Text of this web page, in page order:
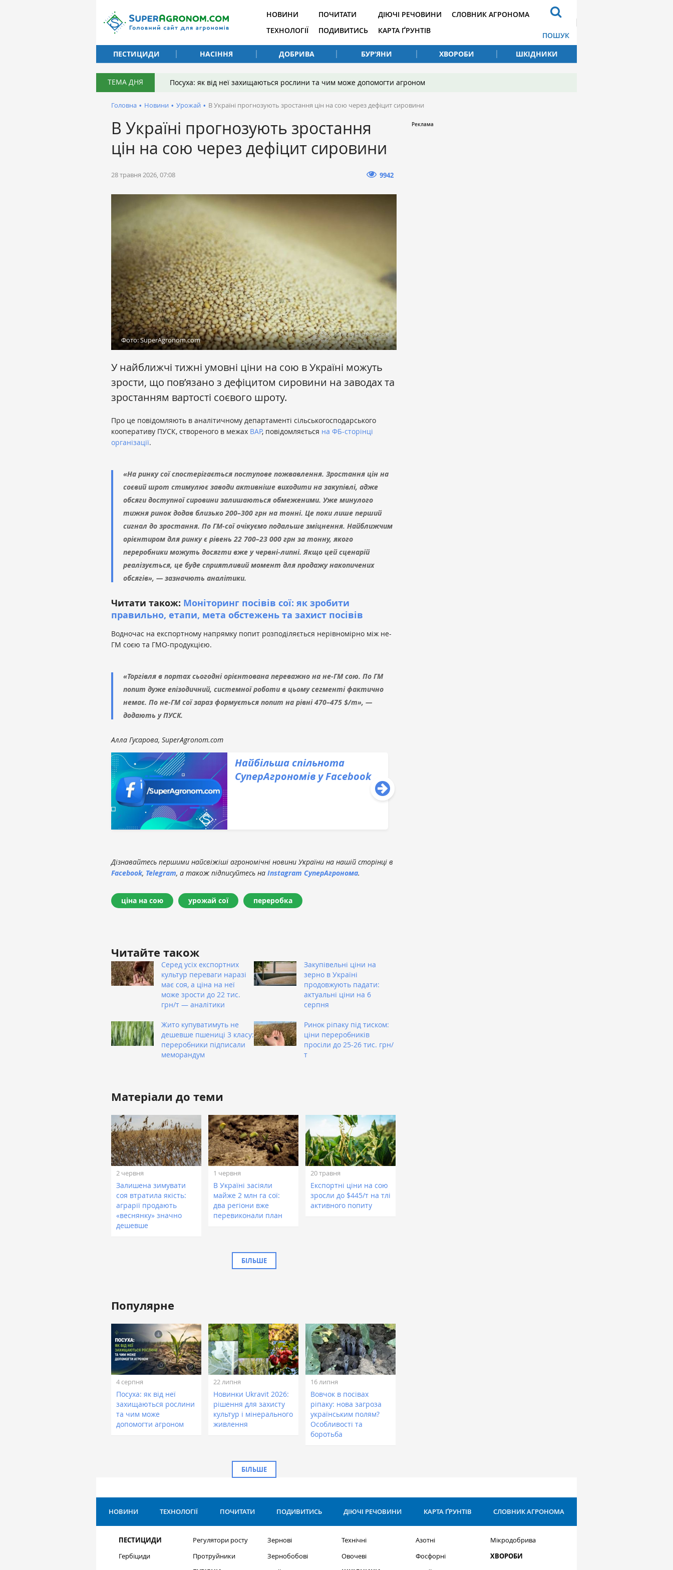
НОВИНИ
ТЕХНОЛОГІЇ
ПОЧИТАТИ
ПОДИВИТИСЬ
ДІЮЧІ РЕЧОВИНИ
КАРТА ҐРУНТІВ
СЛОВНИК АГРОНОМА
ПОШУК
ПЕСТИЦИДИ
НАСІННЯ ДОБРИВА БУР’ЯНИ ХВОРОБИ ШКІДНИКИ
ТЕМА ДНЯ Посуха: як від неї захищаються рослини та чим може допомогти агроном
Головна • Новини • Урожай • В Україні прогнозують зростання цін на сою через дефіцит сировини
В Україні прогнозують зростання
цін на сою через дефіцит сировини
28 травня 2026, 07:08 9942
Фото: SuperAgronom.com
У найближчі тижні умовні ціни на сою в Україні можуть
зрости, що пов’язано з дефіцитом сировини на заводах та
зростанням вартості соєвого шроту.
Про це повідомляють в аналітичному департаменті сільськогосподарського
кооперативу ПУСК, створеного в межах ВАР, повідомляється на ФБ-сторінці
організації.
«На ринку сої спостерігається поступове пожвавлення. Зростання цін на
соєвий шрот стимулює заводи активніше виходити на закупівлі, адже
обсяги доступної сировини залишаються обмеженими. Уже минулого
тижня ринок додав близько 200–300 грн на тонні. Це поки лише перший
сигнал до зростання. По ГМ-сої очікуємо подальше зміцнення. Найближчим
орієнтиром для ринку є рівень 22 700–23 000 грн за тонну, якого
переробники можуть досягти вже у червні-липні. Якщо цей сценарій
реалізується, це буде сприятливий момент для продажу накопичених
обсягів», — зазначють аналітики.
Читати також: Моніторинг посівів сої: як зробити
правильно, етапи, мета обстежень та захист посівів
Водночас на експортному напрямку попит розподіляється нерівномірно між не-
ГМ соєю та ГМО-продукцією.
«Торгівля в портах сьогодні орієнтована переважно на не-ГМ сою. По ГМ
попит дуже епізодичний, системної роботи в цьому сегменті фактично
немає. По не-ГМ сої зараз формується попит на рівні 470–475 $/т», —
додають у ПУСК.
Алла Гусарова, SuperAgronom.com
Найбільша спільнота
СуперАгрономів у Facebook
Дізнавайтесь першими найсвіжіші агрономічні новини України на нашій сторінці в
Facebook, Telegram, а також підписуйтесь на Instagram СуперАгронома.
ціна на сою урожай сої переробка
Читайте також
Серед усіх експортних
культур переваги наразі
має соя, а ціна на неї
може зрости до 22 тис.
грн/т — аналітики
Закупівельні ціни на
зерно в Україні
продовжують падати:
актуальні ціни на 6
серпня
Жито купуватимуть не
дешевше пшениці 3 класу:
переробники підписали
меморандум
Ринок ріпаку під тиском:
ціни переробників
просіли до 25-26 тис. грн/
т
Матеріали до теми
2 червня
Залишена зимувати
соя втратила якість:
аграрії продають
«веснянку» значно
дешевше
1 червня
В Україні засіяли
майже 2 млн га сої:
два регіони вже
перевиконали план
20 травня
Експортні ціни на сою
зросли до $445/т на тлі
активного попиту
БІЛЬШЕ
Популярне
4 серпня
Посуха: як від неї
захищаються рослини
та чим може
допомогти агроном
22 липня
Новинки Ukravit 2026:
рішення для захисту
культур і мінерального
живлення
16 липня
Вовчок в посівах
ріпаку: нова загроза
українським полям?
Особливості та
боротьба
БІЛЬШЕ
НОВИНИ ТЕХНОЛОГІЇ ПОЧИТАТИ ПОДИВИТИСЬ ДІЮЧІ РЕЧОВИНИ КАРТА ҐРУНТІВ СЛОВНИК АГРОНОМА
ПЕСТИЦИДИ
Гербіциди
Регулятори росту
Протруйники
Зернові
Зернобобові
Технічні
Овочеві
Азотні
Фосфорні
Мікродобрива
ХВОРОБИ